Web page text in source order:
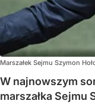
Marszałek Sejmu Szymon
W najnowszym
marszałka Sejmu